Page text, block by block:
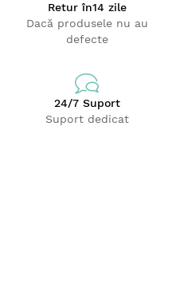
Returîn14 zile
Dacă produsele nu au
defecte
24/7 Suport
Suport dedicat